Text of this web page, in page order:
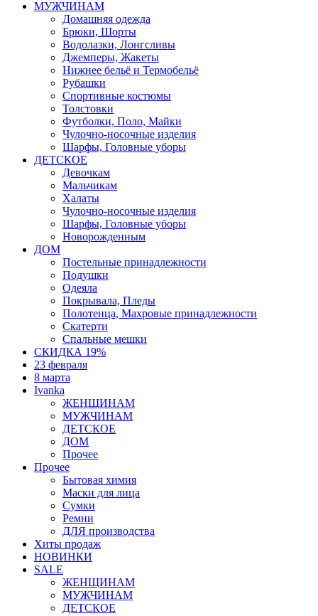
МУЖЧИНАМ
Домашняя одежда
Брюки, Шорты
Водолазки, Лонгсливы
Джемперы, Жакеты
Нижнее бельё и Термобельё
Рубашки
Спортивные костюмы
Толстовки
Футболки, Поло, Майки
Чулочно-носочные изделия
Шарфы, Головные уборы
ДЕТСКОЕ
Девочкам
Мальчикам
Халаты
Чулочно-носочные изделия
Шарфы, Головные уборы
Новорожденным
ДОМ
Постельные принадлежности
Подушки
Одеяла
Покрывала, Пледы
Полотенца, Махровые принадлежности
Скатерти
Спальные мешки
СКИДКА 19%
23 февраля
8 марта
Ivanka
ЖЕНЩИНАМ
МУЖЧИНАМ
ДЕТСКОЕ
ДОМ
Прочее
Прочее
Бытовая химия
Маски для лица
Сумки
Ремни
ДЛЯ производства
Хиты продаж
НОВИНКИ
SALE
ЖЕНЩИНАМ
МУЖЧИНАМ
ДЕТСКОЕ